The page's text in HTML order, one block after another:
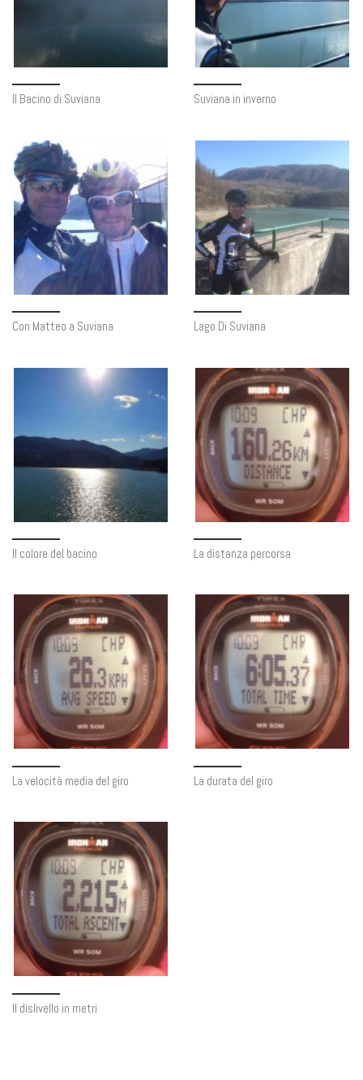
Il Bacino di Suviana Suviana in inverno
Con Matteo a Suviana Lago Di Suviana
Il colore del bacino La distanza percorsa
La velocità media del giro La durata del giro
Il dislivello in metri